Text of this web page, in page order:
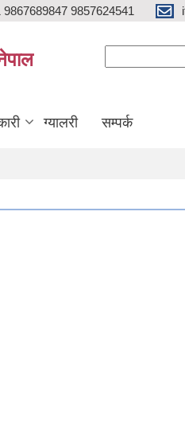
9867689847 9857624541
ग्यालरी सम्पर्क